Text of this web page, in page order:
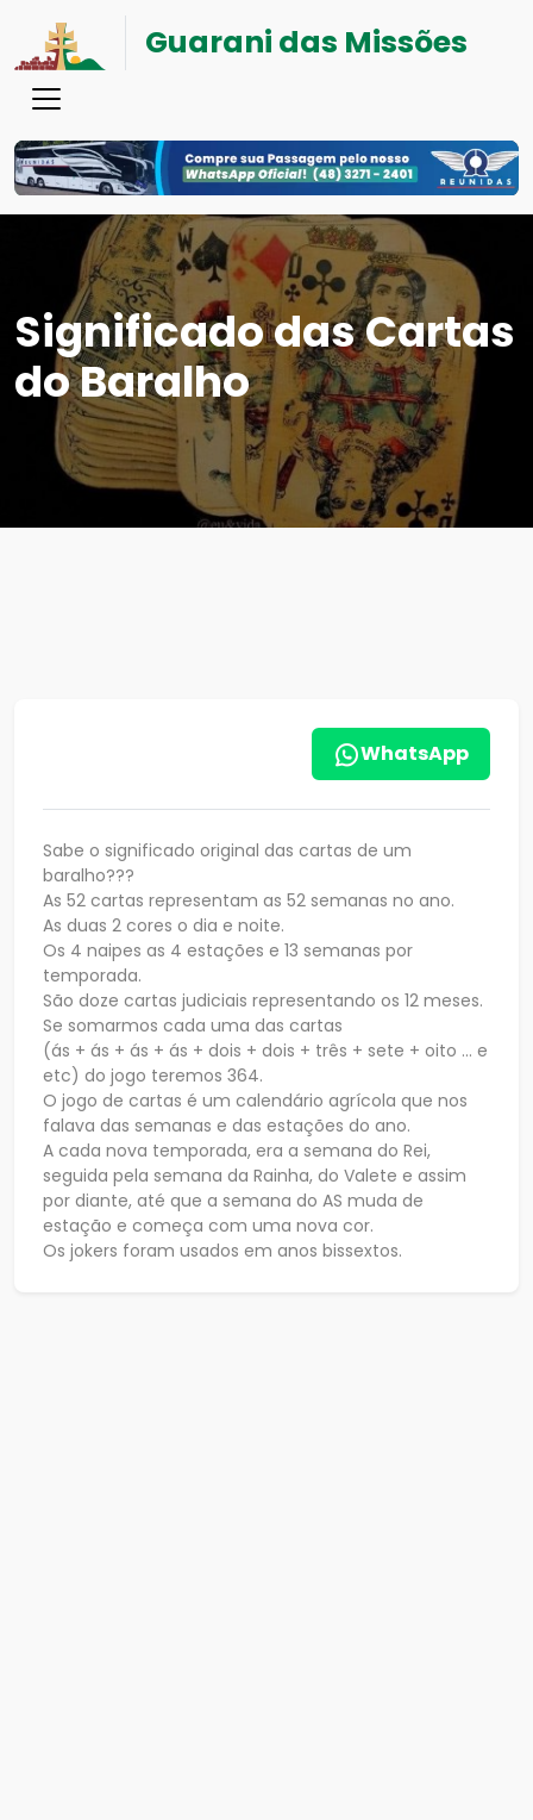
Guarani das Missões
Significado das Cartas
do Baralho
WhatsApp
Sabe o significado original das cartas de um
baralho???
As 52 cartas representam as 52 semanas no ano.
As duas 2 cores o dia e noite.
Os 4 naipes as 4 estações e 13 semanas por
temporada.
São doze cartas judiciais representando os 12 meses.
Se somarmos cada uma das cartas
(ás + ás + ás + ás + dois + dois + três + sete + oito ... e
etc) do jogo teremos 364.
O jogo de cartas é um calendário agrícola que nos
falava das semanas e das estações do ano.
A cada nova temporada, era a semana do Rei,
seguida pela semana da Rainha, do Valete e assim
por diante, até que a semana do AS muda de
estação e começa com uma nova cor.
Os jokers foram usados em anos bissextos.